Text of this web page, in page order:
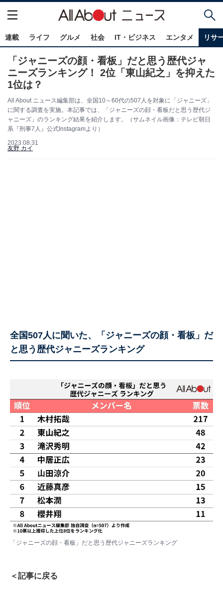
連載 ライフ グルメ 社会 IT・ビジネス エンタメ リサ
「ジャニーズの顔・看板」だと思う歴代ジャ
ニーズランキング！ 2位「東山紀之」を抑えた
1位は？
All About ニュース編集部は、全国10～60代の507人を対象に「ジャニーズ」
に関する調査を実施。本記事では、「ジャニーズの顔・看板だと思う歴代ジ
ャニーズ」のランキング結果を紹介します。（サムネイル画像：テレビ朝日
系『刑事7人』公式Instagramより）
2023.08.31
友野 カイ
全国507人に聞いた、「ジャニーズの顔・看板」だ
と思う歴代ジャニーズランキング
「ジャニーズの顔・看板」だと思う歴代ジャニーズランキング
＜記事に戻る